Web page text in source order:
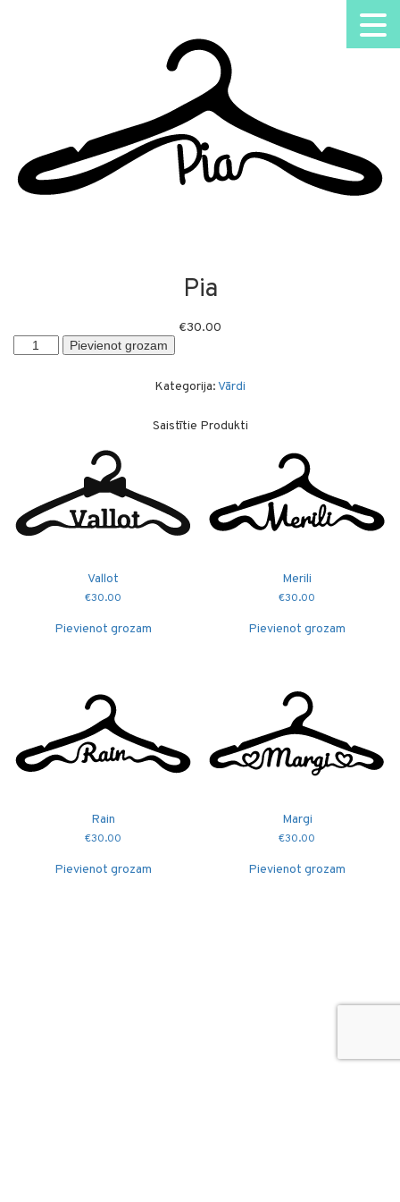
Pia
€30.00
Pia
daudzums
Pievienot grozam
Kategorija:Vārdi
Saistītie Produkti
Vallot
€30.00
Pievienot grozam
Merili
€30.00
Pievienot grozam
Rain
€30.00
Pievienot grozam
Margi
€30.00
Pievienot grozam